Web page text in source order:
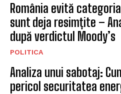
România evită
sunt deja resimțite –
după verdictul Moody’s
POLITICA
Analiza unui sabotaj:
pericol securitatea